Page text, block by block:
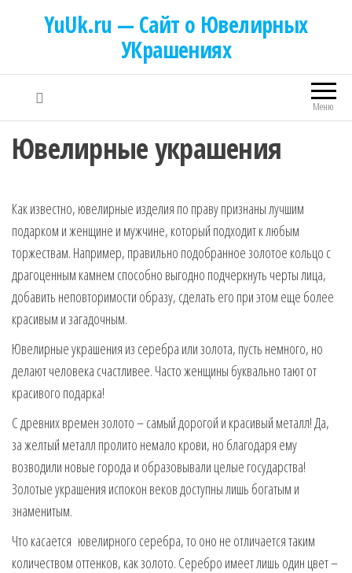
YuUk.ru — Сайт о Ювелирных
УКрашениях
Меню
Ювелирные украшения
Как известно, ювелирные изделия по праву признаны лучшим
подарком и женщине и мужчине, который подходит к любым
торжествам. Например, правильно подобранное золотое кольцо с
драгоценным камнем способно выгодно подчеркнуть черты лица,
добавить неповторимости образу, сделать его при этом еще более
красивым и загадочным.
Ювелирные украшения из серебра или золота, пусть немного, но
делают человека счастливее. Часто женщины буквально тают от
красивого подарка!
С древних времен золото – самый дорогой и красивый металл! Да,
за желтый металл пролито немало крови, но благодаря ему
возводили новые города и образовывали целые государства!
Золотые украшения испокон веков доступны лишь богатым и
знаменитым.
Что касается ювелирного серебра, то оно не отличается таким
количеством оттенков, как золото. Серебро имеет лишь один цвет –